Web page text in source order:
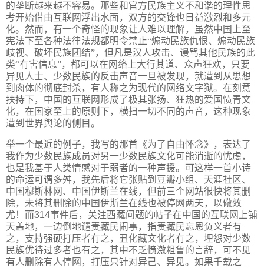
的垄断越来越不容易。那些和官方民族主义不和谐的理性思
考开始借由互联网浮出水面，双方的交锋也日益激烈和多元
化。然而，有一个奇怪的现象让人难以理解，虽然中国上至
宪法下至各种法律法规都明令禁止“煽动民族仇恨、煽动民族
歧视、破坏民族团结”，但凡是汉人攻击、谩骂其他民族的此
类“有害信息”，都可以在网络上大行其道、众声狂欢，只要
异见人士、少数民族的反击声音一旦被发现，就遭到从思想
到肉体的彻底封杀，有人称之为现代的网络文字狱。在刻意
扶持下，中国的互联网形成了极其张扬、狂热的爱国愤青文
化，在国家至上的原则下，横扫一切不同的声音，这种现象
遭到世界舆论的侧目。
举一个最近的例子，我写的那首《为了自由怀念》，表达了
我作为少数民族成员对另一少数民族文化可能消逝的忧虑，
也是我基于人类情感对于弱者的一种声援。可这样一首小诗
的命运可谓多舛，我先后将它张贴到豆瓣小组、天涯社区、
中国穆斯林网、中国伊斯兰在线，但前三个网站很快将其删
除，未将其删除的中国伊斯兰在线也被停网两天，以儆效
尤！而314事件后，关注西藏问题的帖子在中国的互联网上铺
天盖地，一边倒地谴责藏民闹事，指责藏民忘恩负义者有
之，支持强硬打压者有之，丑化藏文化者有之，埋怨对少数
民族优待过多者也有之，其中不乏愤激粗鲁的言辞，可不见
有人删除有人停网，打压只针对异己、异见。如果千载之